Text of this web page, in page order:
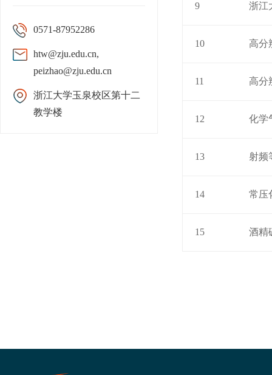
0571-87952286
htw@zju.edu.cn,
peizhao@zju.edu.cn
浙江大学玉泉校区第十二
教学楼
9 浙江
10 高分
11 高分
12 化学
13 射频
14 常压
15 酒精